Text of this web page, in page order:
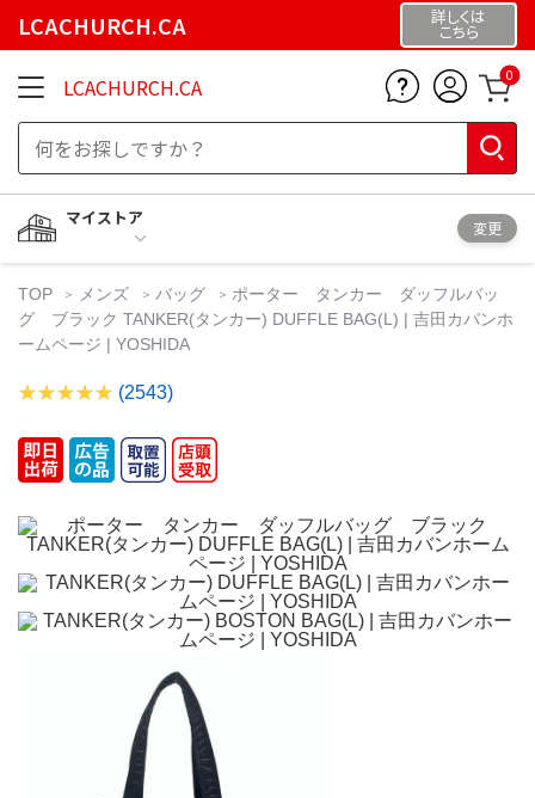
LCACHURCH.CA 詳しくは
こちら
LCACHURCH.CA 0
マイストア
変更
TOP メンズ バッグ
ポーター タンカー ダッフルバッ
グ ブラック TANKER(タンカー) DUFFLE BAG(L) | 吉田カバンホ
ームページ | YOSHIDA
(2543)